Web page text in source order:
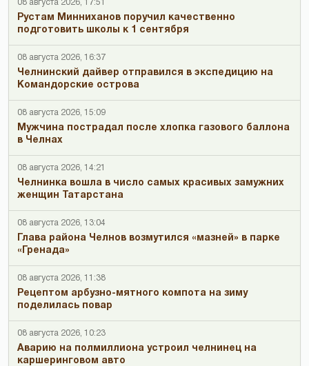
08 августа 2026, 17:51
Рустам Минниханов поручил качественно
подготовить школы к 1 сентября
08 августа 2026, 16:37
Челнинский дайвер отправился в экспедицию на
Командорские острова
08 августа 2026, 15:09
Мужчина пострадал после хлопка газового баллона
в Челнах
08 августа 2026, 14:21
Челнинка вошла в число самых красивых замужних
женщин Татарстана
08 августа 2026, 13:04
Глава района Челнов возмутился «мазней» в парке
«Гренада»
08 августа 2026, 11:38
Рецептом арбузно-мятного компота на зиму
поделилась повар
08 августа 2026, 10:23
Аварию на полмиллиона устроил челнинец на
каршеринговом авто